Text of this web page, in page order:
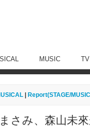
MUSIC TV
Report(STAGE/
さみ、森山未